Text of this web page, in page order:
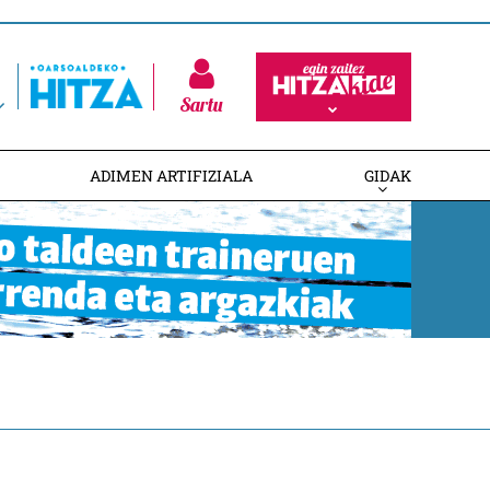
Sartu
ADIMEN ARTIFIZIALA GIDAK